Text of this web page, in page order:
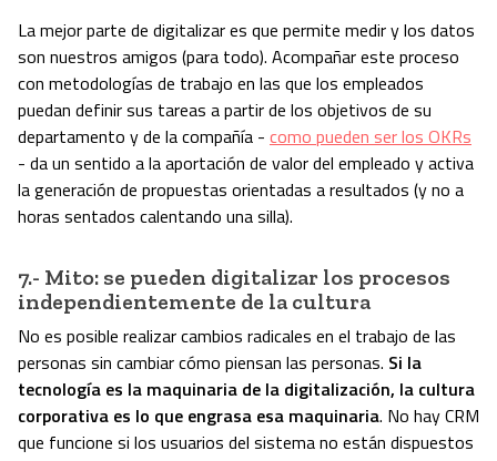
La mejor parte de digitalizar es que permite medir y los datos
son nuestros amigos (para todo). Acompañar este proceso
con metodologías de trabajo en las que los empleados
puedan definir sus tareas a partir de los objetivos de su
departamento y de la compañía - como pueden ser los OKRs
- da un sentido a la aportación de valor del empleado y activa
la generación de propuestas orientadas a resultados (y no a
horas sentados calentando una silla).
7.- Mito: se pueden digitalizar los procesos
independientemente de la cultura
No es posible realizar cambios radicales en el trabajo de las
personas sin cambiar cómo piensan las personas. Si la
tecnología es la maquinaria de la digitalización, la cultura
corporativa es lo que engrasa esa maquinaria. No hay CRM
que funcione si los usuarios del sistema no están dispuestos